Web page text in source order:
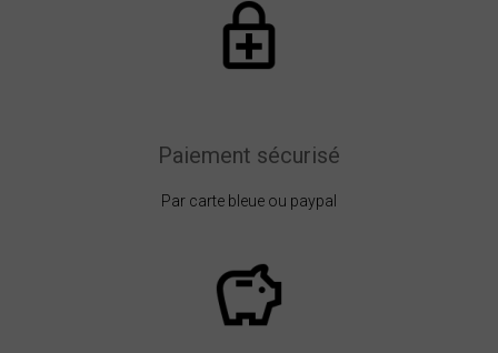
Paiement sécurisé
Par carte bleue ou paypal